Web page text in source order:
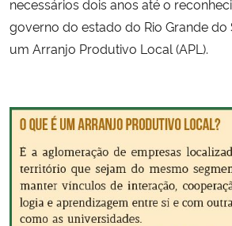
necessários dois anos até o
governo do estado do Rio Grande
um Arranjo Produtivo Local (APL).